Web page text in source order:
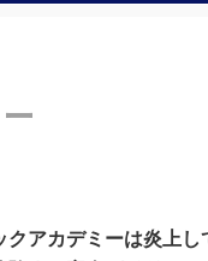
クアカデミーは炎上